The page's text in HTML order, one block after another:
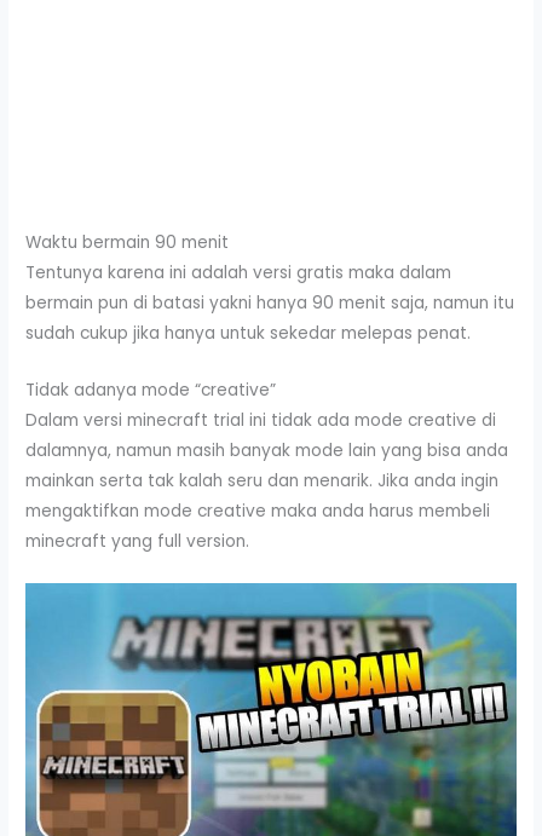
Waktu bermain 90 menit
Tentunya karena ini adalah versi gratis maka dalam
bermain pun di batasi yakni hanya 90 menit saja, namun itu
sudah cukup jika hanya untuk sekedar melepas penat.
Tidak adanya mode “creative”
Dalam versi minecraft trial ini tidak ada mode creative di
dalamnya, namun masih banyak mode lain yang bisa anda
mainkan serta tak kalah seru dan menarik. Jika anda ingin
mengaktifkan mode creative maka anda harus membeli
minecraft yang full version.